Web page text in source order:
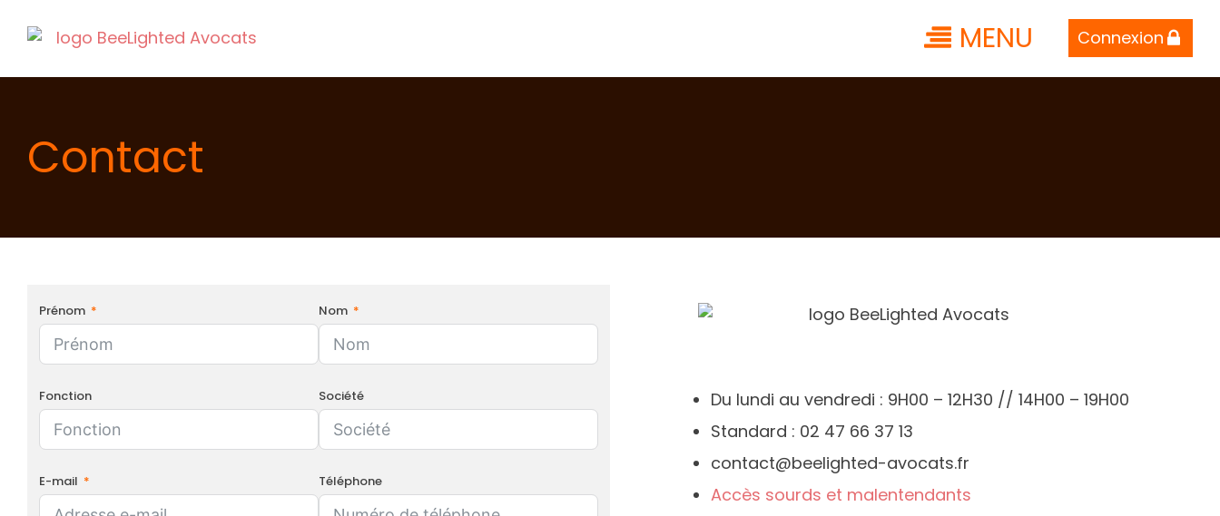
MENU Connexion
Contact
Prénom Nom
Fonction Société
E-mail Téléphone
Du lundi au vendredi : 9H00 – 12H30 // 14H00 – 19H00
Standard : 02 47 66 37 13
contact@beelighted-avocats.fr
Accès sourds et malentendants